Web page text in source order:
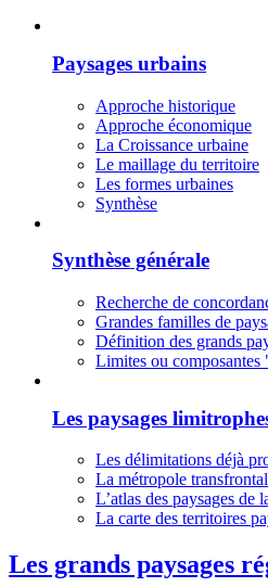
Paysages urbains
Approche historique
Approche économique
La Croissance urbaine
Le maillage du territoire
Les formes urbaines
Synthèse
Synthèse générale
Recherche de
Grandes familles de
Définition des grands
Limites ou
Les paysages
Les délimitations déjà
La métropole
L’atlas des paysages de
La carte des territoires
Les grands paysages